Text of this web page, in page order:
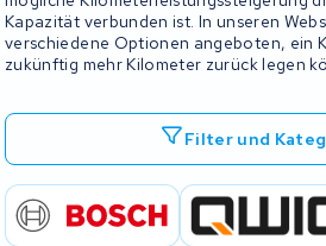
Kapazität verbunden ist. In unseren
verschiedene Optionen angeboten, ein
zukünftig mehr Kilometer zurück legen
Filter und